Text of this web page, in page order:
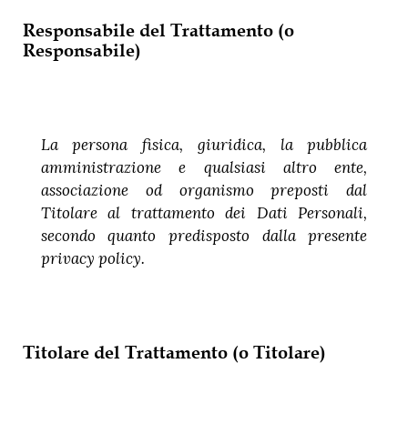
Responsabile del Trattamento (o
Responsabile)
La persona fisica, giuridica, la pubblica
amministrazione e qualsiasi altro ente,
associazione od organismo preposti dal
Titolare al trattamento dei Dati Personali,
secondo quanto predisposto dalla presente
privacy policy.
Titolare del Trattamento (o Titolare)